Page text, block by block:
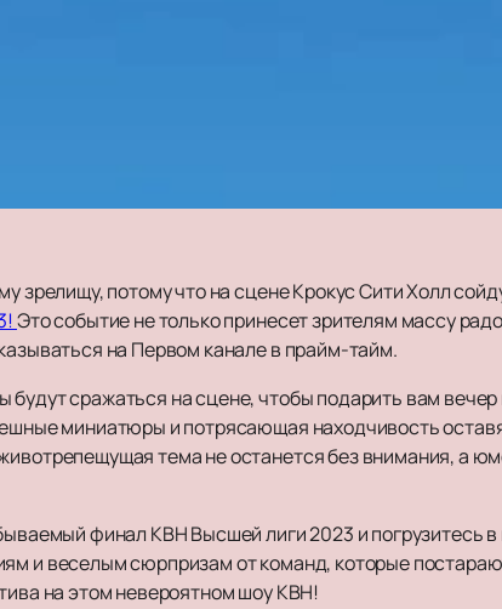
зрелищу, потому что на сцене Крокус Сити Холл
Это событие не только принесет зрителям массу
на Первом канале в прайм-тайм.
сражаться на сцене, чтобы подарить вам
миниатюры и потрясающая находчивость
тема не останется без внимания, а
финал КВН Высшей лиги 2023 и погрузитесь
и веселым сюрпризам от команд, которые
на этом невероятном шоу КВН!